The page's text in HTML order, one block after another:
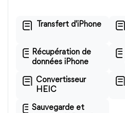
Transfert d'iPhone
Récupération de
données iPhone
Convertisseur
HEIC
Sauvegarde et